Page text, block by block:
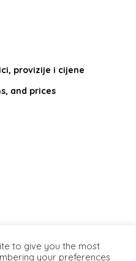
provizije i cijene
and prices
to give you the most
your preferences